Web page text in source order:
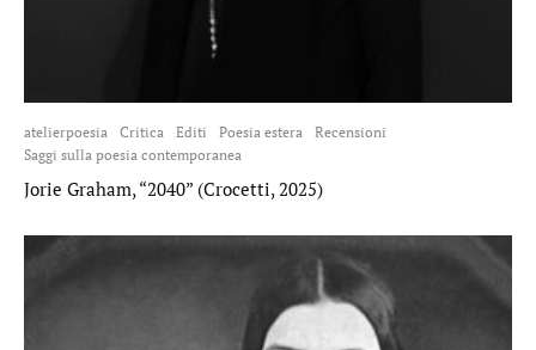
atelierpoesia Critica Editi Poesia estera
Recensioni
Saggi sulla poesia contemporanea
Jorie Graham, “2040” (Crocetti, 2025)